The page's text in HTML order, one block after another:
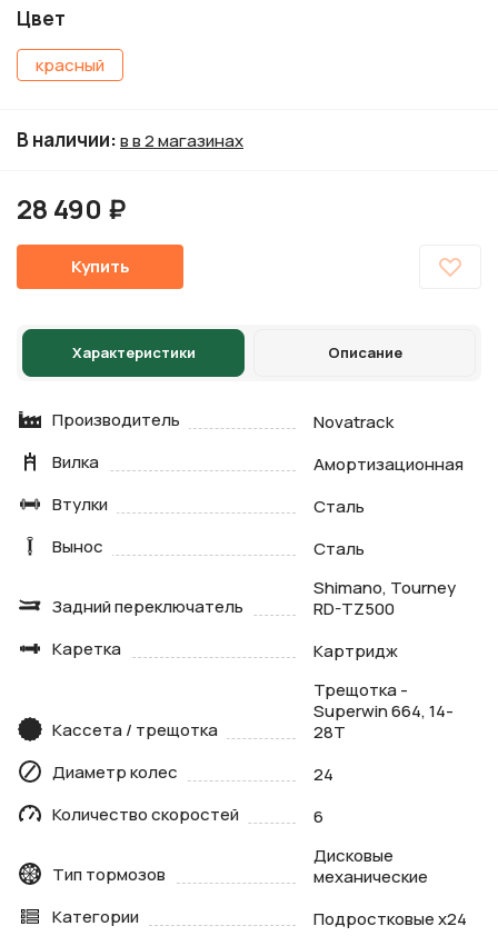
Цвет
красный
В наличии:в в 2 магазинах
28 490 ₽
Купить
Характеристики Описание
Производитель
Novatrack
Вилка
Амортизационная
Втулки
Сталь
Вынос
Сталь
Задний переключатель
Shimano, Tourney
RD-TZ500
Каретка
Картридж
Кассета / трещотка
Трещотка -
Superwin 664, 14-
28T
Диаметр колес
24
Количество скоростей
6
Тип тормозов
Дисковые
механические
Категории
Подростковые х24